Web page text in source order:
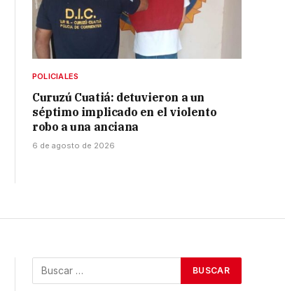
POLICIALES
Curuzú Cuatiá: detuvieron a un
séptimo implicado en el violento
robo a una anciana
6 de agosto de 2026